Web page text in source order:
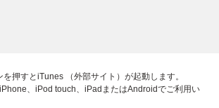
を押すとiTunes （外部サイト）が起動します。
、iPod touch、iPadまたはAndroidでご利用い